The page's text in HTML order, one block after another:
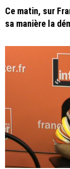
Ce matin, sur
sa manière la